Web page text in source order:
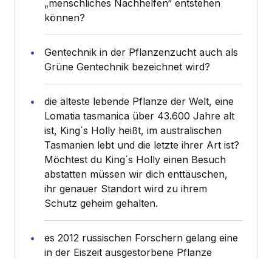
„menschliches Nachhelfen“ entstehen
können?
Gentechnik in der Pflanzenzucht auch als
Grüne Gentechnik bezeichnet wird?
die älteste lebende Pflanze der Welt, eine
Lomatia tasmanica über 43.600 Jahre alt
ist, King´s Holly heißt, im australischen
Tasmanien lebt und die letzte ihrer Art ist?
Möchtest du King´s Holly einen Besuch
abstatten müssen wir dich enttäuschen,
ihr genauer Standort wird zu ihrem
Schutz geheim gehalten.
es 2012 russischen Forschern gelang eine
in der Eiszeit ausgestorbene Pflanze